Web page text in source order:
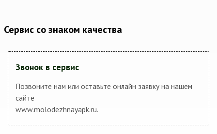
Сервис со знаком качества
Звонок в сервис
Позвоните нам или оставьте онлайн заявку на нашем
сайте
www.molodezhnayapk.ru.